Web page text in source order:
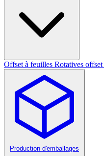
Offset à feuilles Rotatives offset
Production d'emballages